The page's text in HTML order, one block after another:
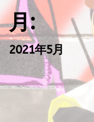
プ月:
2021年5月